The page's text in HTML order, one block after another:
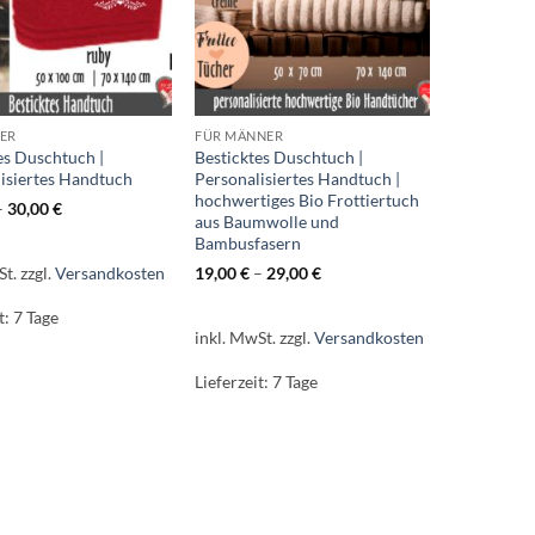
Duschtuch |
Handtuch
30,00€
zzgl.Versandkosten
7 Tage
FÜR MÄNNER
Besticktes Duschtuch |
Personalisiertes Handtuch |
hochwertiges Bio Frottiertuch
aus Baumwolle und
Bambusfasern
19,00€ – 29,00€
inkl. MwSt.zzgl.Versandkosten
Lieferzeit:7 Tage